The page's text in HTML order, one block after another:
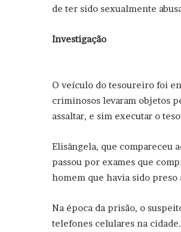
de ter sido sexualmente
Investigação
O veículo do tesoureiro foi
criminosos levaram objetos
assaltar, e sim executar o
Elisângela, que compareceu
passou por exames que
homem que havia sido preso
Na época da prisão, o
telefones celulares na